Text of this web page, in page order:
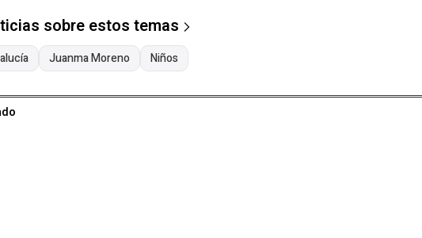
sobre estos temas
Juanma Moreno Niños